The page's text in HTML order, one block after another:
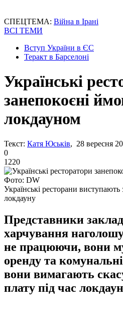
СПЕЦТЕМА: Війна в Ірані
ВСІ ТЕМИ
Вступ України в ЄС
Теракт в Барселоні
Українські
занепокоєні
локдауном
Текст: Катя Юськів, 28 вересня
0
1220
Фото: DW
Українські ресторани виступають
локдауну
Представники
харчування
не працюючи, вони
оренду та
вони вимагають
плату під час